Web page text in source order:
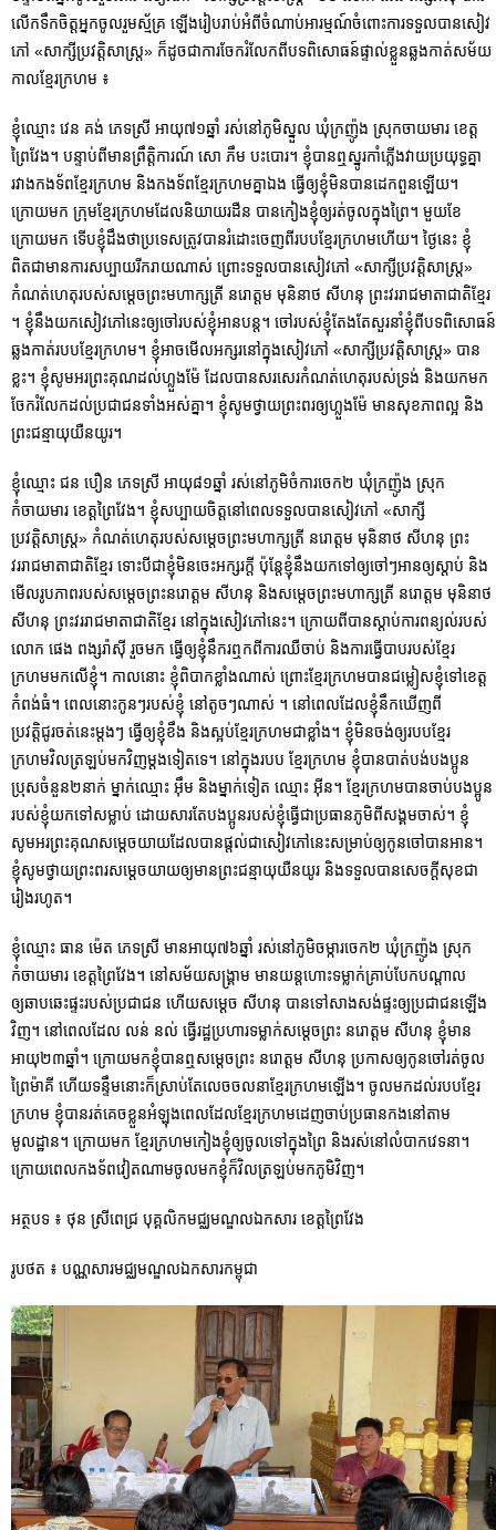
លើកទឹកចិត្តអ្នកចូលរួមស្ម័គ្រ ឡើងរៀបរាប់អំពីចំណាប់អារម្មណ៍ចំពោះការទទួលបានសៀវ​
ភៅ «សាក្សីប្រវត្តិសាស្ត្រ» ក៏ដូចជាការចែករំលែកពីបទពិសោធន៍ផ្ទាល់ខ្លួនឆ្លងកាត់សម័យ
កាលខ្មែរក្រហម ៖
ខ្ញុំឈ្មោះ វេន គង់ ភេទស្រី អាយុ៧១ឆ្នាំ រស់នៅភូមិស្នួល ឃុំក្រញ៉ូង ស្រុកចាយមារ ខេត្ត
ព្រៃវែង។ បន្ទាប់ពីមានព្រឹត្តិការណ៍ សោ ភឹម បះបោរ។ ខ្ញុំបានឮស្នូរកាំភ្លើងវាយប្រយុទ្ធគ្នា
រវាងកងទ័ពខ្មែរក្រហម និងកងទ័ពខ្មែរក្រហមគ្នាឯង ធ្វើឲ្យខ្ញុំមិនបានដេកពួនឡើយ។
ក្រោយមក ក្រុមខ្មែរក្រហមដែលនិយាយរដឺន បានកៀងខ្ញុំឲ្យរត់ចូលក្នុងព្រៃ។ មួយខែ
ក្រោយមក ទើបខ្ញុំដឹងថាប្រទេសត្រូវបានរំដោះចេញពីរបបខ្មែរក្រហមហើយ។ ថ្ងៃនេះ ខ្ញុំ
ពិតជាមានការសប្បាយរីករាយណាស់ ព្រោះទទួលបានសៀវភៅ «សាក្សីប្រវត្តិសាស្ត្រ»
កំណត់ហេតុរបស់សម្តេចព្រះមហាក្សត្រី នរោត្តម មុនិនាថ សីហនុ ព្រះវររាជមាតាជាតិខ្មែរ
។ ខ្ញុំនឹងយកសៀវភៅនេះឲ្យចៅរបស់ខ្ញុំអានបន្ត។ ចៅរបស់ខ្ញុំតែងតែសួរនាំខ្ញុំពីបទពិសោធន៍
ឆ្លងកាត់របបខ្មែរក្រហម។ ខ្ញុំអាចមើលអក្សរនៅក្នុងសៀវភៅ «សាក្សីប្រវត្តិសាស្ត្រ» បាន
ខ្លះ។ ខ្ញុំសូមអរព្រះគុណដល់ហ្លួងម៉ែ ដែលបានសរសេរកំណត់ហេតុរបស់ទ្រង់ និងយកមក
ចែករំលែកដល់ប្រជាជនទាំងអស់គ្នា។ ខ្ញុំសូមថ្វាយព្រះពរឲ្យហ្លួងម៉ែ មានសុខភាពល្អ និង
ព្រះជន្មាយុយឺនយូរ។
ខ្ញុំឈ្មោះ ជន បឿន ភេទស្រី អាយុ៨១ឆ្នាំ រស់នៅភូមិចំការចេក២ ឃុំក្រញ៉ូង ស្រុក
កំចាយមារ ខេត្តព្រៃវែង។ ខ្ញុំសប្បាយចិត្តនៅពេលទទួលបានសៀវភៅ «សាក្សី
ប្រវត្តិសាស្ត្រ» កំណត់ហេតុរបស់សម្តេចព្រះមហាក្សត្រី នរោត្តម មុនិនាថ សីហនុ ព្រះ
វររាជមាតាជាតិខ្មែរ ទោះបីជាខ្ញុំមិនចេះអក្សរក្តី ប៉ុន្តែខ្ញុំនឹងយកទៅឲ្យចៅៗអានឲ្យស្ដាប់ និង
មើលរូបភាពរបស់សម្តេចព្រះនរោត្តម សីហនុ និងសម្តេចព្រះមហាក្សត្រី នរោត្តម មុនិនាថ
សីហនុ ព្រះវររាជមាតាជាតិខ្មែរ នៅក្នុងសៀវភៅនេះ។ ក្រោយពីបានស្ដាប់ការពន្យល់របស់
លោក ផេង ពង្សរ៉ាស៊ី រួចមក ធ្វើឲ្យខ្ញុំនឹករឮកពីការឈឺចាប់ និងការធ្វើបាបរបស់ខ្មែរ
ក្រហមមកលើខ្ញុំ។ កាលនោះ ខ្ញុំពិបាកខ្លាំងណាស់ ព្រោះខ្មែរក្រហមបានជម្លៀសខ្ញុំទៅខេត្ត
កំពង់ធំ។ ពេលនោះកូនៗរបស់ខ្ញុំ នៅតូចៗណាស់ ។ នៅពេលដែលខ្ញុំនឹកឃើញពី
ប្រវត្តិជូរចត់នេះម្តងៗ ធ្វើឲ្យខ្ញុំខឹង និងស្អប់ខ្មែរក្រហមជាខ្លាំង។ ខ្ញុំមិនចង់ឲ្យរបបខ្មែរ
ក្រហមវិលត្រឡប់មកវិញម្តងទៀតទេ។ នៅក្នុងរបប ខ្មែរក្រហម ខ្ញុំបានបាត់បង់បងប្អូន
ប្រុសចំនួន២នាក់ ម្នាក់ឈ្មោះ អ៊ឹម និងម្នាក់ទៀត ឈ្មោះ អ៊ីន។ ខ្មែរក្រហមបានចាប់បងប្អូន
របស់ខ្ញុំយកទៅសម្លាប់ ដោយសារតែបងប្អូនរបស់ខ្ញុំធ្វើជាប្រធានភូមិពីសង្គមចាស់។ ខ្ញុំ
សូមអរព្រះគុណសម្ដេចយាយដែលបានផ្ដល់ជាសៀវភៅនេះសម្រាប់ឲ្យកូនចៅបានអាន។
ខ្ញុំសូមថ្វាយព្រះពរសម្ដេចយាយឲ្យមានព្រះជន្មាយុយឺនយូរ និងទទួលបានសេចក្ដីសុខជា
រៀងរហូត។
ខ្ញុំឈ្មោះ ធាន ម៉េត ភេទស្រី មានអាយុ៧៦ឆ្នាំ រស់នៅភូមិចម្ការចេក២ ឃុំក្រញ៉ូង ស្រុក
កំចាយមារ ខេត្តព្រៃវែង។ នៅសម័យសង្រ្គាម មានយន្តហោះទម្លាក់គ្រាប់បែកបណ្តាល
ឲ្យឆាបឆេះផ្ទះរបស់ប្រជាជន ហើយសម្តេច សីហនុ បានទៅសាងសង់ផ្ទះឲ្យប្រជាជនឡើង
វិញ។ នៅពេលដែល លន់ នល់ ធ្វើរដ្ឋប្រហារទម្លាក់សម្តេចព្រះ នរោត្តម សីហនុ ខ្ញុំមាន
អាយុ២៣ឆ្នាំ។ ក្រោយមកខ្ញុំបានឮសម្តេចព្រះ នរោត្តម សីហនុ ប្រកាសឲ្យកូនចៅរត់ចូល
ព្រៃម៉ាគី ហើយទន្ទឹមនោះក៏ស្រាប់តែលេចចលនាខ្មែរក្រហមឡើង។ ចូលមកដល់របបខ្មែរ
ក្រហម ខ្ញុំបានរត់គេចខ្លួនអំឡុងពេលដែលខ្មែរក្រហមដេញចាប់ប្រធានកងនៅតាម
មូលដ្ឋាន។ ក្រោយមក ខ្មែរក្រហមកៀងខ្ញុំឲ្យចូលទៅក្នុងព្រៃ និងរស់នៅលំបាកវេទនា។
ក្រោយពេលកងទ័ពវៀតណាមចូលមកខ្ញុំក៏វិលត្រឡប់មកភូមិវិញ។
អត្ថបទ ៖ ថុន ស្រីពេជ្រ បុគ្គលិកមជ្ឈមណ្ឌលឯកសារ ខេត្តព្រៃវែង
រូបថត ៖ បណ្ណសារមជ្ឈមណ្ឌលឯកសារកម្ពុជា